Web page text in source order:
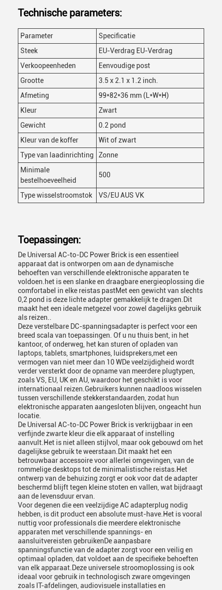
Technische parameters:
Parameter
Specificatie
Steek
EU-Verdrag EU-Verdrag
Verkoopeenheden
Eenvoudige post
Grootte
3.5 x 2.1 x 1.2 inch.
Afmeting
99*82*36 mm (L*W*H)
Kleur
Zwart
Gewicht
0.2 pond
Kleur van de koffer
Wit of zwart
Type van laadinrichting
Zonne
Minimale
bestelhoeveelheid
500
Type wisselstroomstok VS/EU AUS VK
Toepassingen:
De Universal AC-to-DC Power Brick is een essentieel
apparaat dat is ontworpen om aan de dynamische
behoeften van verschillende elektronische apparaten te
voldoen.het is een slanke en draagbare energieoplossing die
comfortabel in elke reistas pastMet een gewicht van slechts
0,2 pond is deze lichte adapter gemakkelijk te dragen.Dit
maakt het een ideale metgezel voor zowel dagelijks gebruik
als reizen..
Deze verstelbare DC-spanningsadapter is perfect voor een
breed scala van toepassingen. Of u nu thuis bent, in het
kantoor, of onderweg, het kan sturen of opladen van
laptops, tablets, smartphones, luidsprekers,met een
vermogen van niet meer dan 10 WDe veelzijdigheid wordt
verder versterkt door de opname van meerdere plugtypen,
zoals VS, EU, UK en AU, waardoor het geschikt is voor
internationaal reizen.Gebruikers kunnen naadloos wisselen
tussen verschillende stekkerstandaarden, zodat hun
elektronische apparaten aangesloten blijven, ongeacht hun
locatie.
De Universal AC-to-DC Power Brick is verkrijgbaar in een
verfijnde zwarte kleur die elk apparaat of instelling
aanvult.Het is niet alleen stijlvol, maar ook gebouwd om het
dagelijkse gebruik te weerstaan.Dit maakt het een
betrouwbaar accessoire voor allerlei omgevingen, van de
rommelige desktops tot de minimalistische reistas.Het
ontwerp van de behuizing zorgt er ook voor dat de adapter
beschermd blijft tegen kleine stoten en vallen, wat bijdraagt
aan de levensduur ervan.
Voor degenen die een veelzijdige AC adapterplug nodig
hebben, is dit product een absolute must-have.Het is vooral
nuttig voor professionals die meerdere elektronische
apparaten met verschillende spannings- en
aansluitvereisten gebruikenDe aanpasbare
spanningsfunctie van de adapter zorgt voor een veilig en
optimaal opladen, dat voldoet aan de specifieke behoeften
van elk apparaat.Deze universele stroomoplossing is ook
ideaal voor gebruik in technologisch zware omgevingen
zoals IT-afdelingen, audiovisuele installaties en